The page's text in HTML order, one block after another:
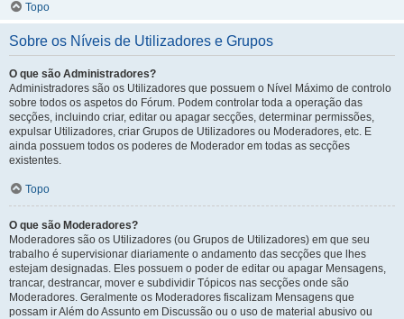
Topo
Sobre os Níveis de Utilizadores e Grupos
O que são Administradores?
Administradores são os Utilizadores que possuem o Nível Máximo de controlo
sobre todos os aspetos do Fórum. Podem controlar toda a operação das
secções, incluindo criar, editar ou apagar secções, determinar permissões,
expulsar Utilizadores, criar Grupos de Utilizadores ou Moderadores, etc. E
ainda possuem todos os poderes de Moderador em todas as secções
existentes.
Topo
O que são Moderadores?
Moderadores são os Utilizadores (ou Grupos de Utilizadores) em que seu
trabalho é supervisionar diariamente o andamento das secções que lhes
estejam designadas. Eles possuem o poder de editar ou apagar Mensagens,
trancar, destrancar, mover e subdividir Tópicos nas secções onde são
Moderadores. Geralmente os Moderadores fiscalizam Mensagens que
possam ir Além do Assunto em Discussão ou o uso de material abusivo ou